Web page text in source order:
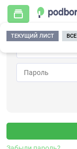
ТЕКУЩИЙ ЛИСТ
Главная / Контрольно-
Датчик